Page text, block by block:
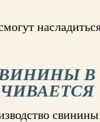
свинины